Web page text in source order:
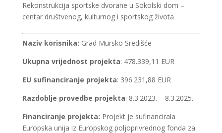
Rekonstrukcija sportske dvorane u Sokolski dom –
centar društvenog, kulturnog i sportskog života
Naziv korisnika: Grad Mursko Središće
Ukupna vrijednost projekta: 478.339,11 EUR
EU sufinanciranje projekta: 396.231,88 EUR
Razdoblje provedbe projekta: 8.3.2023. – 8.3.2025.
Financiranje projekta: Projekt je sufinancirala
Europska unija iz Europskog poljoprivrednog fonda za